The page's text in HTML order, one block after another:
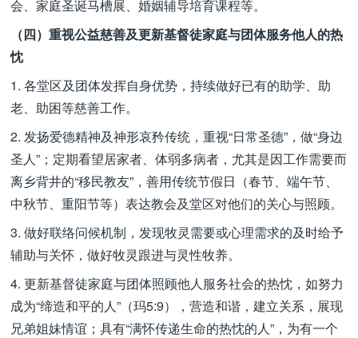
会、家庭圣诞马槽展、婚姻辅导培育课程等。
（四）重视公益慈善及更新基督徒家庭与团体服务他人的热
忱
1. 各堂区及团体发挥自身优势，持续做好已有的助学、助
老、助困等慈善工作。
2. 发扬爱德精神及神形哀矜传统，重视“日常圣德”，做“身边
圣人”；定期看望居家者、体弱多病者，尤其是因工作需要而
离乡背井的“移民教友”，善用传统节假日（春节、端午节、
中秋节、重阳节等）表达教会及堂区对他们的关心与照顾。
3. 做好联络问候机制，发现牧灵需要或心理需求的及时给予
辅助与关怀，做好牧灵跟进与灵性牧养。
4. 更新基督徒家庭与团体照顾他人服务社会的热忱，如努力
成为“缔造和平的人”（玛5:9），营造和谐，建立关系，展现
兄弟姐妹情谊；具有“满怀传递生命的热忱的人”，为有一个